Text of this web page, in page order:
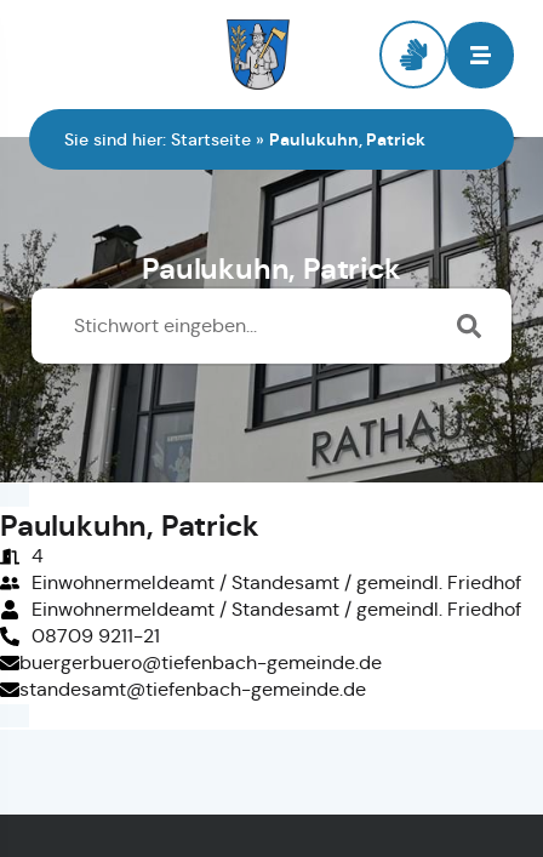
Sie sind hier: Startseite » Paulukuhn, Patrick
Paulukuhn, Patrick
Paulukuhn, Patrick
4
Einwohnermeldeamt / Standesamt / gemeindl. Friedhof
Einwohnermeldeamt / Standesamt / gemeindl. Friedhof
08709 9211-21
buergerbuero@tiefenbach-gemeinde.de
standesamt@tiefenbach-gemeinde.de